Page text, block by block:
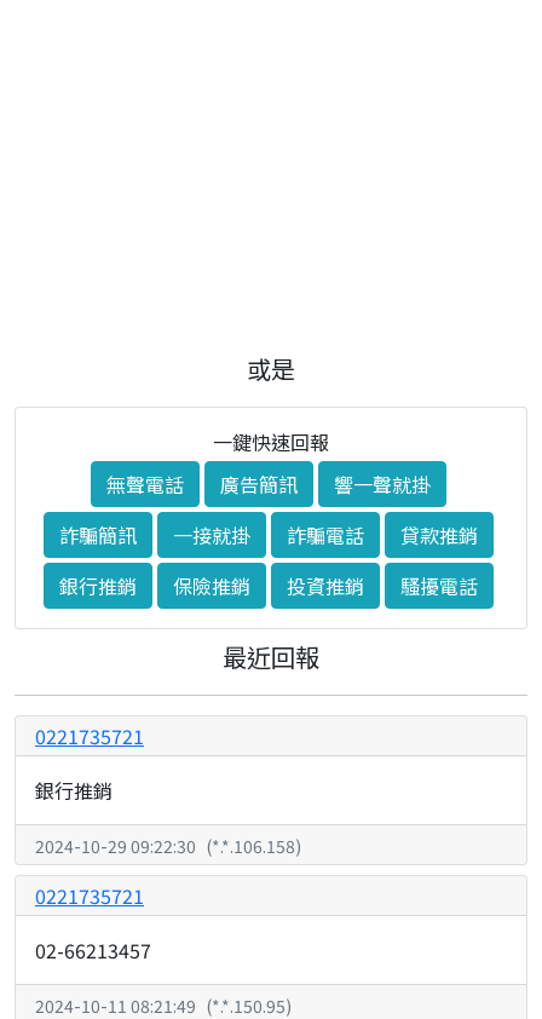
或是
一鍵快速回報
無聲電話
廣告簡訊
響一聲就掛
詐騙簡訊
一接就掛 詐騙電話
貸款推銷
銀行推銷
保險推銷 投資推銷 騷擾電話
最近回報
0221735721
銀行推銷
2024-10-29 09:22:30 (*.*.106.158)
0221735721
02-66213457
2024-10-11 08:21:49 (*.*.150.95)